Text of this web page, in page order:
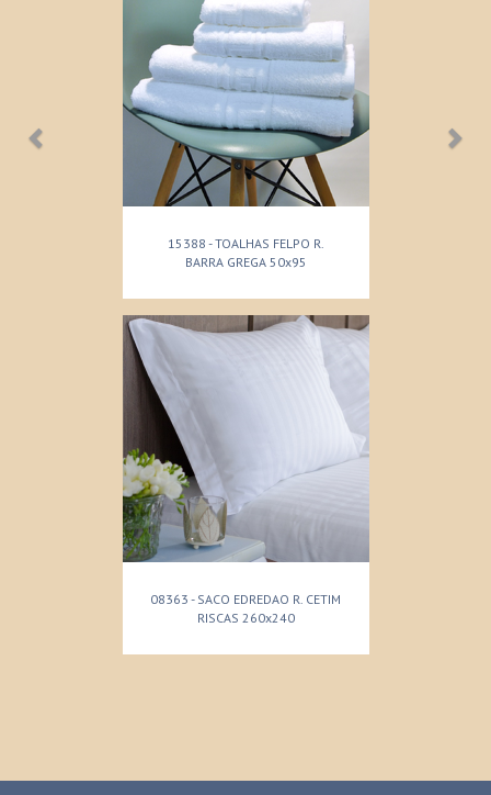
15388 - TOALHAS FELPO R.
BARRA GREGA 50x95
08363 - SACO EDREDAO R. CETIM
RISCAS 260x240